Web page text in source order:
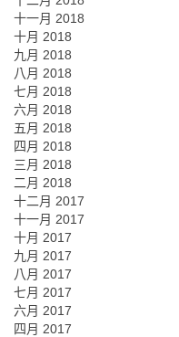
十一月 2018
十月 2018
九月 2018
八月 2018
七月 2018
六月 2018
五月 2018
四月 2018
三月 2018
二月 2018
十二月 2017
十一月 2017
十月 2017
九月 2017
八月 2017
七月 2017
六月 2017
四月 2017